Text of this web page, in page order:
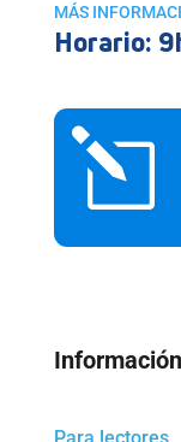
MÁS
Horario:
l
Información